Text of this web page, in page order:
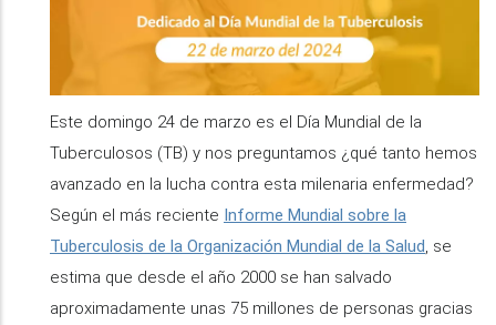
Este domingo 24 de marzo es el Día Mundial de la
Tuberculosos (TB) y nos preguntamos ¿qué tanto hemos
avanzado en la lucha contra esta milenaria enfermedad?
Según el más reciente Informe Mundial sobre la
Tuberculosis de la Organización Mundial de la Salud, se
estima que desde el año 2000 se han salvado
aproximadamente unas 75 millones de personas gracias